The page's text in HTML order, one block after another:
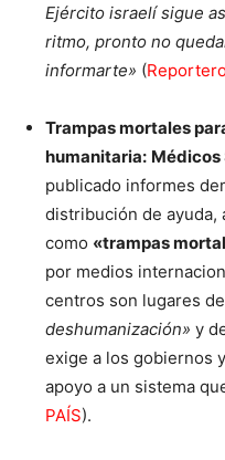
Ejército israelí sigue
ritmo, pronto no
informarte» (
Trampas mortales
humanitaria: Médicos
publicado informes
distribución de ayuda,
como «trampas
por medios
centros son lugares de
deshumanización» y
exige a los gobiernos
apoyo a un sistema
PAÍS).